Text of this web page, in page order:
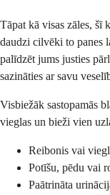
Tāpat kā visas zāles, šī
daudzi cilvēki to panes
palīdzēt jums justies
sazināties ar savu
Visbiežāk sastopamās
vieglas un bieži vien
Reibonis vai
Potīšu, pēdu vai
Paātrināta